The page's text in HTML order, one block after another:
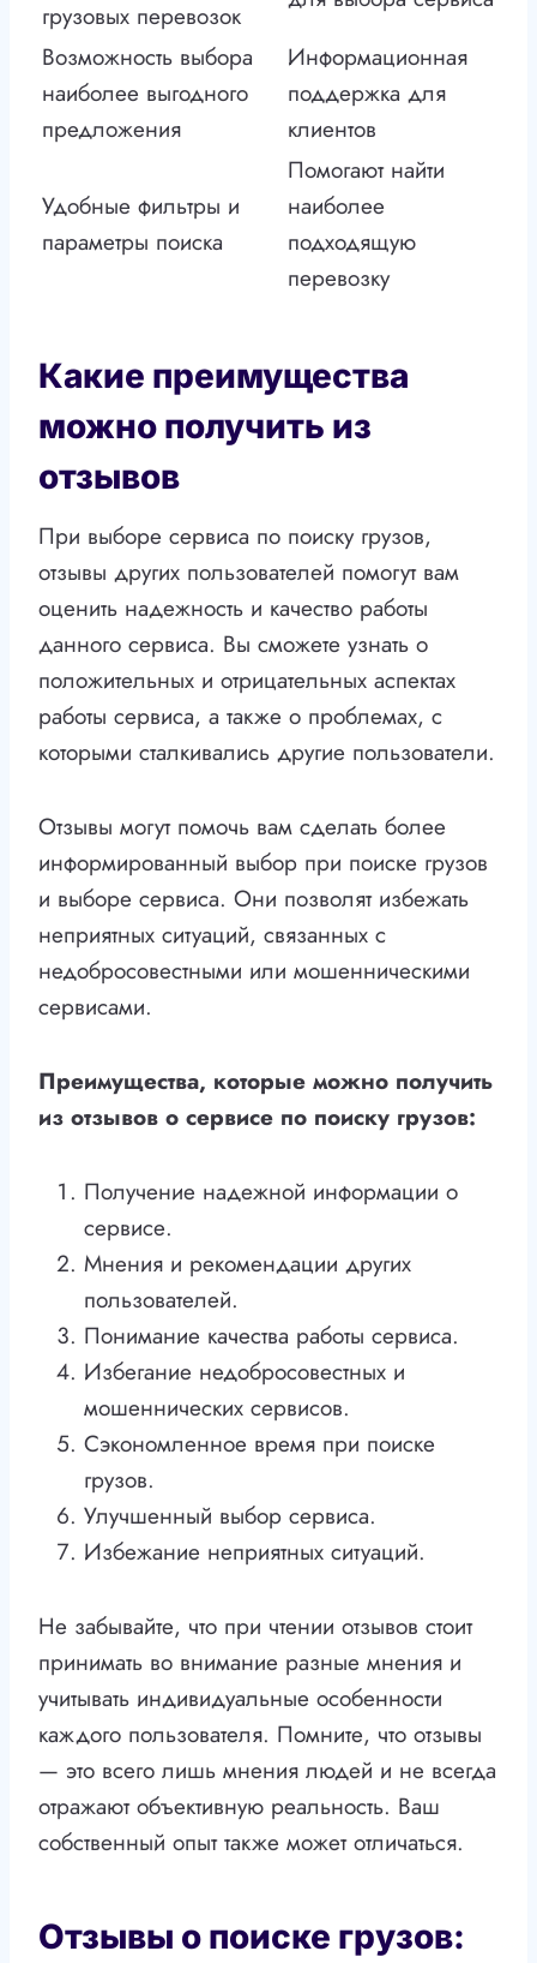
грузовых перевозок
Возможность выбора
наиболее выгодного
предложения
Информационная
поддержка для
клиентов
Удобные фильтры и
параметры поиска
Помогают найти
наиболее
подходящую
перевозку
Какие преимущества
можно получить из
отзывов
При выборе сервиса по поиску грузов,
отзывы других пользователей помогут вам
оценить надежность и качество работы
данного сервиса. Вы сможете узнать о
положительных и отрицательных аспектах
работы сервиса, а также о проблемах, с
которыми сталкивались другие пользователи.
Отзывы могут помочь вам сделать более
информированный выбор при поиске грузов
и выборе сервиса. Они позволят избежать
неприятных ситуаций, связанных с
недобросовестными или мошенническими
сервисами.
Преимущества, которые можно получить
из отзывов о сервисе по поиску грузов:
Получение надежной информации о
сервисе.
Мнения и рекомендации других
пользователей.
Понимание качества работы сервиса.
Избегание недобросовестных и
мошеннических сервисов.
Сэкономленное время при поиске
грузов.
Улучшенный выбор сервиса.
Избежание неприятных ситуаций.
Не забывайте, что при чтении отзывов стоит
принимать во внимание разные мнения и
учитывать индивидуальные особенности
каждого пользователя. Помните, что отзывы
— это всего лишь мнения людей и не всегда
отражают объективную реальность. Ваш
собственный опыт также может отличаться.
Отзывы о поиске грузов: